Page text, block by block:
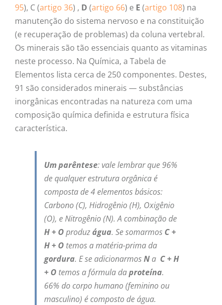
95), C (artigo 36) , D (artigo 66) e E (artigo 108) na
manutenção do sistema nervoso e na constituição
(e recuperação de problemas) da coluna vertebral.
Os minerais são tão essenciais quanto as vitaminas
neste processo. Na Química, a Tabela de
Elementos lista cerca de 250 componentes. Destes,
91 são considerados minerais — substâncias
inorgânicas encontradas na natureza com uma
composição química definida e estrutura física
característica.
Um parêntese: vale lembrar que 96%
de qualquer estrutura orgânica é
composta de 4 elementos básicos:
Carbono (C), Hidrogênio (H), Oxigênio
(O), e Nitrogênio (N). A combinação de
H + O produzágua. Se somarmos C +
H + O temos a matéria-prima da
gordura. E se adicionarmosNa C + H
+ O temos a fórmula daproteína.
66% do corpo humano (feminino ou
masculino) é composto de água.